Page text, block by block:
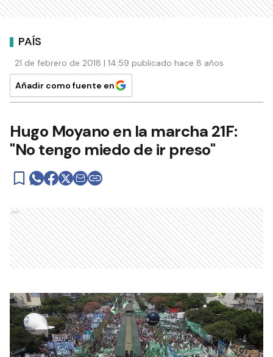
PAÍS
21 de febrero de 2018 | 14:59 publicado hace 8 años
Añadir como fuente en
Hugo Moyano en la marcha 21F:
"No tengo miedo de ir preso"
Ads